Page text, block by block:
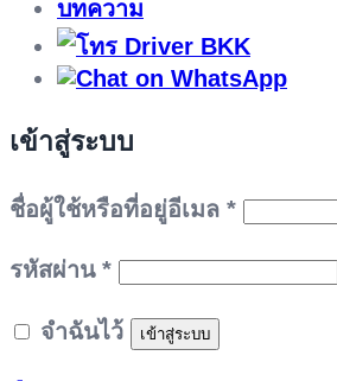
บทความ
เข้าสู่ระบบ
ชื่อผู้ใช้หรือที่อยู่อีเมล *ต้องการ
รหัสผ่าน *ต้องการ
จำฉันไว้ เข้าสู่ระบบ